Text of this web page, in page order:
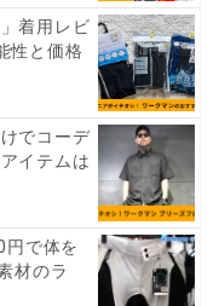
着用レビ
性と価格
でコーデ
イテムは
円で体を
材のラ